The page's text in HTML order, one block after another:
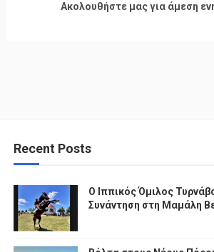
Ακολουθήστε μας για άμεση
Recent Posts
Ο Ιππικός Όμιλος
Συνάντηση στη Μαμάλη